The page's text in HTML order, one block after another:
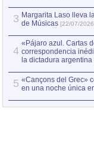
3 Margarita Laso lleva
de Músicas [22/07/
4
«Pájaro azul. Cartas
correspondencia
la dictadura argentina
5 «Cançons del Grec»
en una noche única